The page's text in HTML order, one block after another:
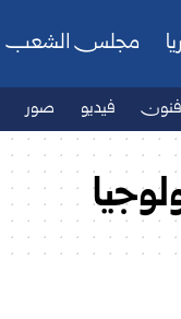
مجلس الشعب
فيديو صور